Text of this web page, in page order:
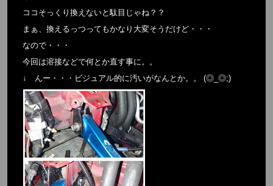
ココそっくり換えないと駄目じゃね？？
まぁ、換えるっつってもかなり大変そうだけど・・・
なので・・・
今回は溶接などで何とか直す事に。。
↓ んー・・・ビジュアル的に汚いがなんとか。。 (◎_◎;)